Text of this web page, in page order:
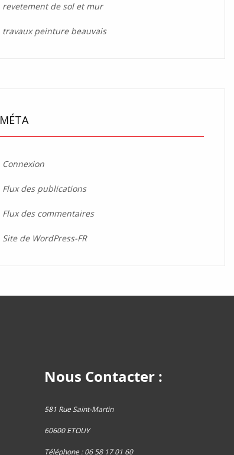
revetement de sol et mur
travaux peinture beauvais
MÉTA
Connexion
Flux des publications
Flux des commentaires
Site de WordPress-FR
Nous Contacter :
581 Rue Saint-Martin
60600 ETOUY
Téléphone : 06 58 17 01 60